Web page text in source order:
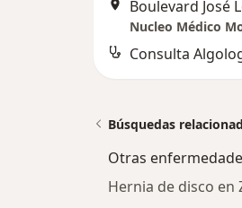
Nucleo Médico
Búsquedas
Otras
Hernia de disco en